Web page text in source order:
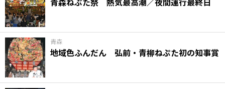
青森
地域色ふんだん 弘前・青柳ねぷた初の知事賞